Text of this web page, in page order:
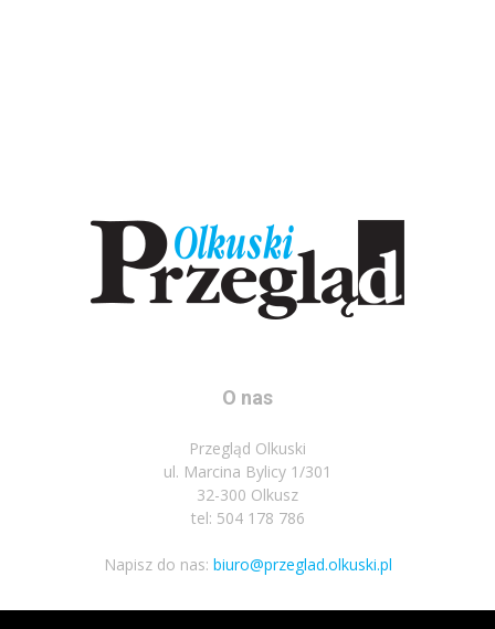
O nas
Przegląd Olkuski
ul. Marcina Bylicy 1/301
32-300 Olkusz
tel: 504 178 786
Napisz do nas: biuro@przeglad.olkuski.pl